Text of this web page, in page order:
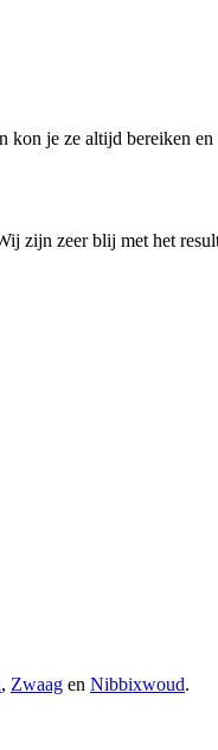
je ze altijd bereiken
zijn zeer blij met het
, Zwaag en Nibbixwoud.